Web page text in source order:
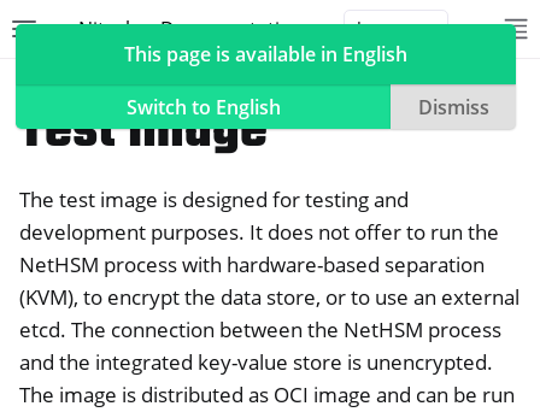
Nitrokey Documentation
navigation of Nitrokeys
navigation of NitroPad, NitroPC
navigation of „NitroPhone“, „NitroTablet
navigation of NextBox
navigation of NetHSM
Test Image
The test image is designed for testing and
development purposes. It does not offer to run the
NetHSM process with hardware-based separation
(KVM), to encrypt the data store, or to use an external
etcd. The connection between the NetHSM process
and the integrated key-value store is unencrypted.
The image is distributed as OCI image and can be run
This page is available in English
Switch to English
Dismiss